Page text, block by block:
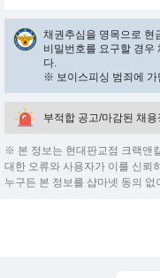
채권추심을 명목으로 현
비밀번호를 요구할 경우
다.
※ 보이스피싱 범죄에 가
부적합 공고/마감된 채용
※ 본 정보는 현대판교점 크랙앤
대한 오류와 사용자가 이를 신뢰
누구든 본 정보를 샵마넷 동의